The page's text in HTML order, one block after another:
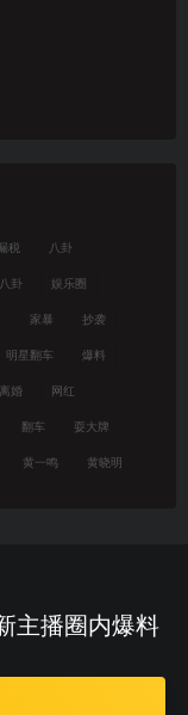
税 八卦
卦 娱乐圈
家暴 抄袭
明星翻车 爆料
离婚 网红
翻车 耍大牌
黄一鸣 黄晓明
主播圈内爆料